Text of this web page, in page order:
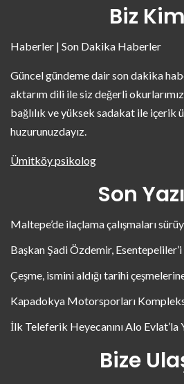
Biz
Haberler | Son Dakika Haberler
Güncel gündeme dair son dakika
aktarım dili ile siz değerli
bağlılık ve yüksek sadakat ile içerik
huzurunuzdayız.
Ümitköy psikolog
Son
Maltepe’de ilaçlama çalışmaları
Başkan Şadi Özdemir,
Çeşme, ismini aldığı tarihi
Kapadokya Motorsporları
İlk Teleferik Heyecanını Alo Evlat’la
Bize